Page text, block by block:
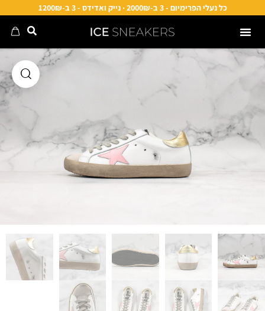
כל נעלי הפרימיום - 3 ב-2000₪ · נייק ואדידס - 3 ב-1200₪